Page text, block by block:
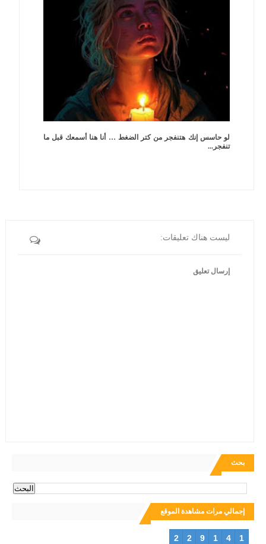
لو حاسس إنك هتنفجر من كتر الضغط … أنا هنا أسمعك قبل ما
تنفجر...
ليست هناك تعليقات:
إرسال تعليق
بحث
إجمالي مرات مشاهدة الموقع
2 2 9 1 4 1